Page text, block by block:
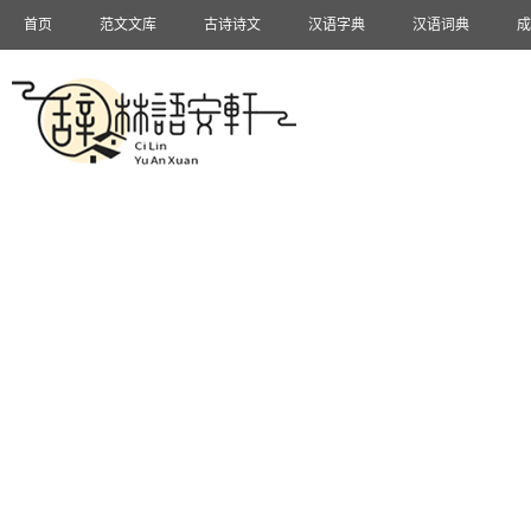
首页 范文文库 古诗诗文 汉语字典 汉语词典